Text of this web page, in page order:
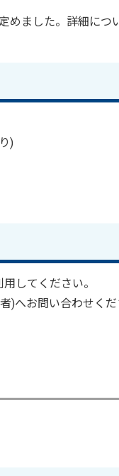
めました。詳細につ
)
してください。
)へお問い合わせく